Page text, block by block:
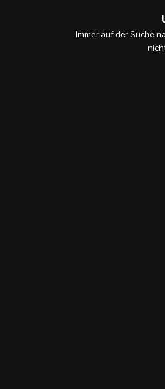
Immer auf der Suche